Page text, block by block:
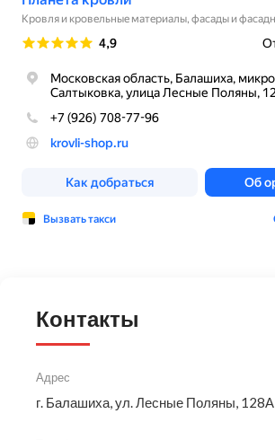
Контакты
Адрес
г. Балашиха, ул. Лесные Поляны, 128А